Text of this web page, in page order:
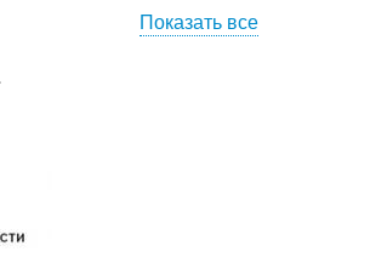
Показать все